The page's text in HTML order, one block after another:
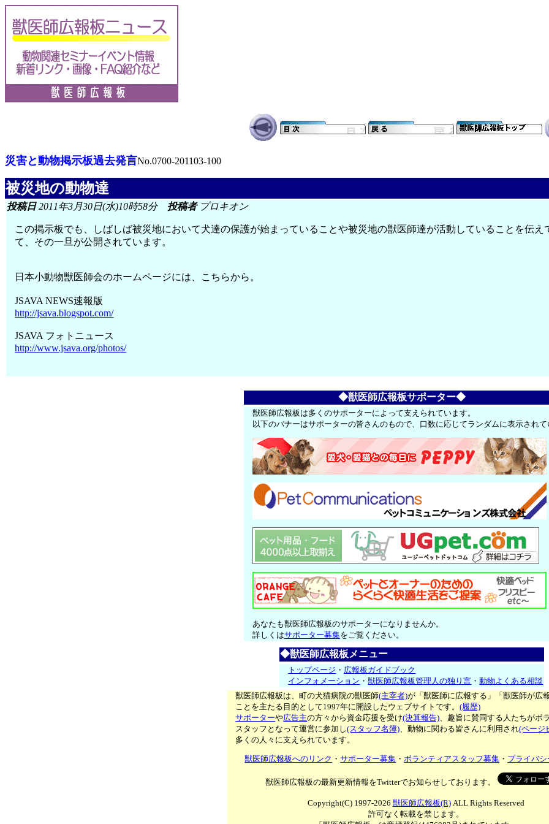
災害と動物掲示板過去発言No.0700-201103-100
被災地の動物達
投稿日2011年3月30日(水)10時58分 投稿者プロキオン
この掲示板でも、しばしば被災地において犬達の保護が始まっていることや被災地の獣医師達が活動していることを伝
て、その一旦が公開されています。
日本小動物獣医師会のホームページには、こちらから。
JSAVA NEWS速報版
http://jsava.blogspot.com/
JSAVA フォトニュース
http://www.jsava.org/photos/
◆獣医師広報板サポーター◆
獣医師広報板は多くのサポーターによって支えられています。
以下のバナーはサポーターの皆さんのもので、口数に応じてランダムに表示され
あなたも獣医師広報板のサポーターになりませんか。
詳しくはサポーター募集をご覧ください。
◆獣医師広報板メニュー
トップページ ・ 広報板ガイドブック
インフォメーション ・獣医師広報板管理人の独り言 ・動物よくある相談
獣医師広報板は、町の犬猫病院の獣医師(主宰者)が「獣医師に広報する」「獣医師が広
ことを主たる目的として1997年に開設したウェブサイトです。(履歴)
サポーターや広告主の方々から資金応援を受け(決算報告)、趣旨に賛同する人たちがボ
スタッフとなって運営に参加し(スタッフ名簿)、動物に関わる皆さんに利用され(ページ
多くの人々に支えられています。
獣医師広報板へのリンク ・サポーター募集 ・ボランティアスタッフ募集 ・ プライバ
獣医師広報板の最新更新情報をTwitterでお知らせしております。
Copyright(C) 1997-2026 獣医師広報板(R)ALL Rights Reserved
許可なく転載を禁じます。